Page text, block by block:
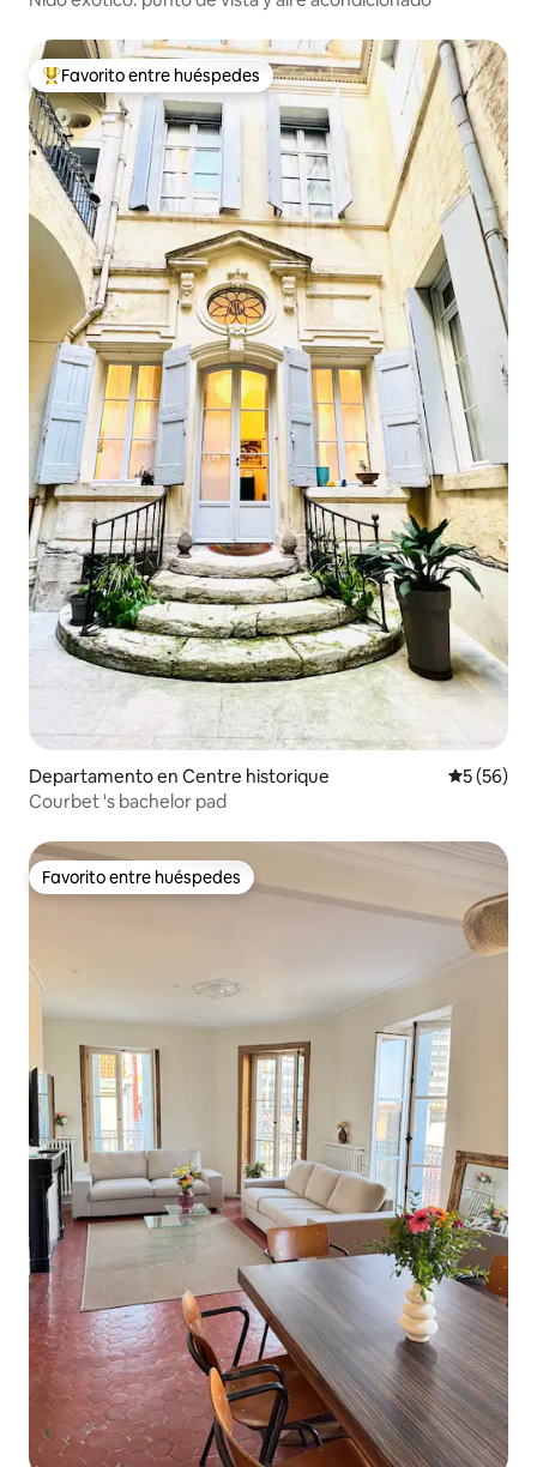
De los mejores en Favorito entre huéspedes
Favorito entre huéspedes
Departamento en Centre historique
5 (56)
Courbet 's bachelor pad
Favorito entre huéspedes
Favorito entre huéspedes